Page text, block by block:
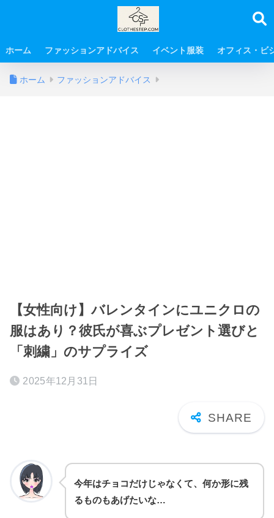
ホーム ファッションアドバイス イベント服装 オフィス・ビ
ホーム ファッションアドバイス
【女性向け】バレンタインにユニクロの
服はあり？彼氏が喜ぶプレゼント選びと
「刺繍」のサプライズ
2025年12月31日
今年はチョコだけじゃなくて、何か形に残
るものもあげたいな…